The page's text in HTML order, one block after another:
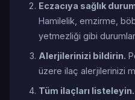
Eczacıya sağlık
Hamilelik, emzirme,
yetmezliği gibi
Alerjilerinizi bildirin.
üzere ilaç alerjilerinizi
Tüm ilaçları listeleyin.